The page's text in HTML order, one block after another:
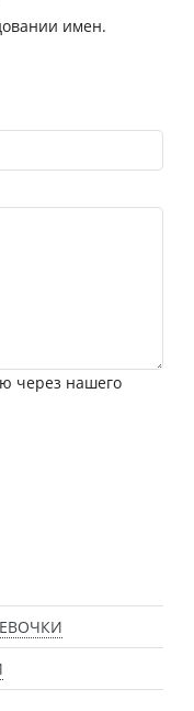
имен.
через нашего